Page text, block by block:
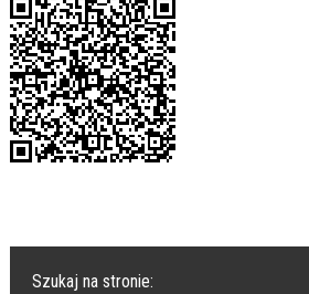
Szukaj na stronie: